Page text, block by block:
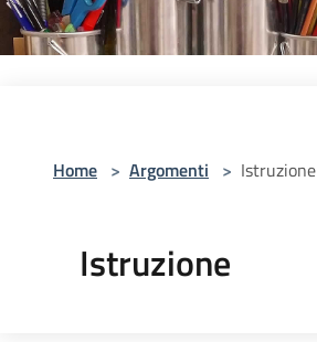
Home > Argomenti > Istruzione
Istruzione